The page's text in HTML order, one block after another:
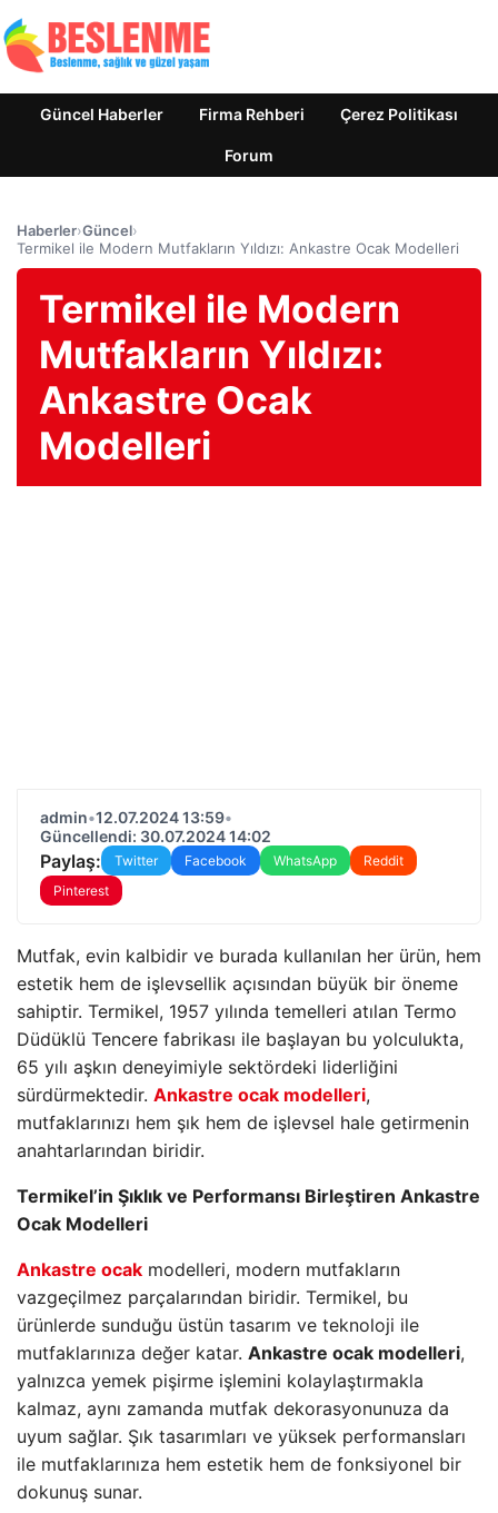
Güncel Haberler Firma Rehberi Çerez Politikası
Forum
Haberler›Güncel›
Termikel ile Modern Mutfakların Yıldızı: Ankastre Ocak Modelleri
Termikel ile Modern
Mutfakların Yıldızı:
Ankastre Ocak
Modelleri
admin•12.07.2024 13:59•
Güncellendi: 30.07.2024 14:02
Paylaş: Twitter Facebook WhatsApp
Reddit
Pinterest
Mutfak, evin kalbidir ve burada kullanılan her ürün, hem
estetik hem de işlevsellik açısından büyük bir öneme
sahiptir. Termikel, 1957 yılında temelleri atılan Termo
Düdüklü Tencere fabrikası ile başlayan bu yolculukta,
65 yılı aşkın deneyimiyle sektördeki liderliğini
sürdürmektedir. Ankastre ocak modelleri,
mutfaklarınızı hem şık hem de işlevsel hale getirmenin
anahtarlarından biridir.
Termikel’in Şıklık ve Performansı Birleştiren Ankastre
Ocak Modelleri
Ankastre ocak modelleri, modern mutfakların
vazgeçilmez parçalarından biridir. Termikel, bu
ürünlerde sunduğu üstün tasarım ve teknoloji ile
mutfaklarınıza değer katar. Ankastre ocak modelleri,
yalnızca yemek pişirme işlemini kolaylaştırmakla
kalmaz, aynı zamanda mutfak dekorasyonunuza da
uyum sağlar. Şık tasarımları ve yüksek performansları
ile mutfaklarınıza hem estetik hem de fonksiyonel bir
dokunuş sunar.